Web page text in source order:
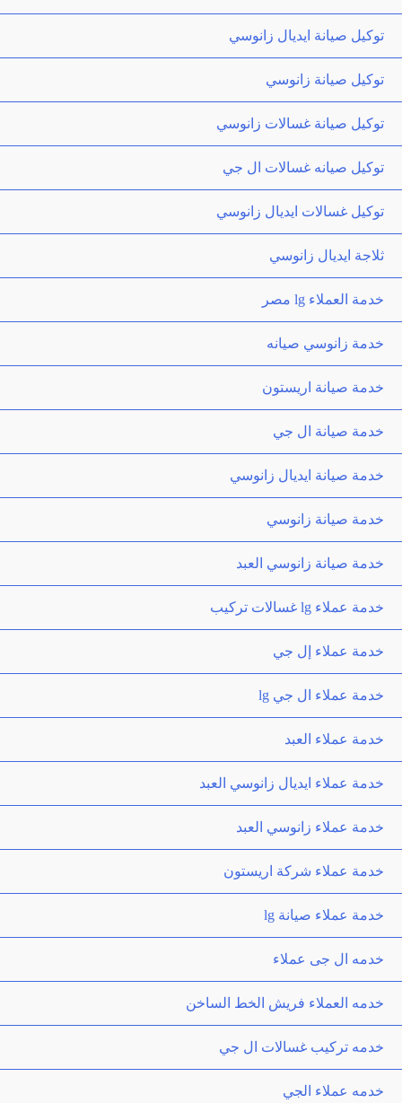
توكيل صيانة ايديال زانوسي
توكيل صيانة زانوسي
توكيل صيانة غسالات زانوسي
توكيل صيانه غسالات ال جي
توكيل غسالات ايديال زانوسي
ثلاجة ايديال زانوسي
خدمة العملاء lg مصر
خدمة زانوسي صيانه
خدمة صيانة اريستون
خدمة صيانة ال جي
خدمة صيانة ايديال زانوسي
خدمة صيانة زانوسي
خدمة صيانة زانوسي العبد
خدمة عملاء lg غسالات تركيب
خدمة عملاء إل جي
خدمة عملاء ال جي lg
خدمة عملاء العبد
خدمة عملاء ايديال زانوسي العبد
خدمة عملاء زانوسي العبد
خدمة عملاء شركة اريستون
خدمة عملاء صيانة lg
خدمه ال جى عملاء
خدمه العملاء فريش الخط الساخن
خدمه تركيب غسالات ال جي
خدمه عملاء الجي